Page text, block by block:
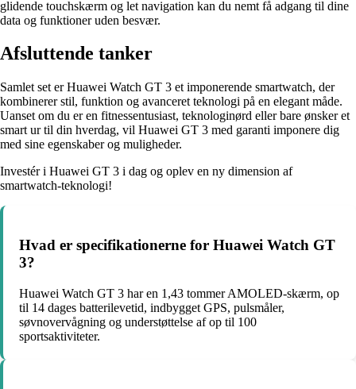
glidende touchskærm og let navigation kan du nemt få adgang til dine
data og funktioner uden besvær.
Afsluttende tanker
Samlet set er Huawei Watch GT 3 et imponerende smartwatch, der
kombinerer stil, funktion og avanceret teknologi på en elegant måde.
Uanset om du er en fitnessentusiast, teknologinørd eller bare ønsker et
smart ur til din hverdag, vil Huawei GT 3 med garanti imponere dig
med sine egenskaber og muligheder.
Investér i Huawei GT 3 i dag og oplev en ny dimension af
smartwatch-teknologi!
Hvad er specifikationerne for Huawei Watch GT
3?
Huawei Watch GT 3 har en 1,43 tommer AMOLED-skærm, op
til 14 dages batterilevetid, indbygget GPS, pulsmåler,
søvnovervågning og understøttelse af op til 100
sportsaktiviteter.